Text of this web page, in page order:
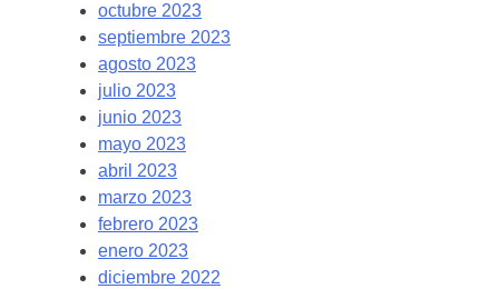
octubre 2023
septiembre 2023
agosto 2023
julio 2023
junio 2023
mayo 2023
abril 2023
marzo 2023
febrero 2023
enero 2023
diciembre 2022